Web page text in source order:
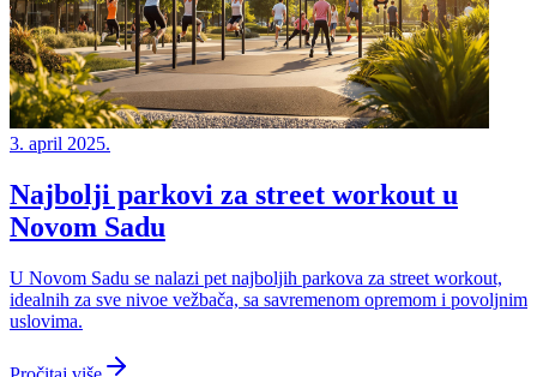
3. april 2025.
Najbolji parkovi za street workout u
Novom Sadu
U Novom Sadu se nalazi pet najboljih parkova za street workout,
idealnih za sve nivoe vežbača, sa savremenom opremom i povoljnim
uslovima.